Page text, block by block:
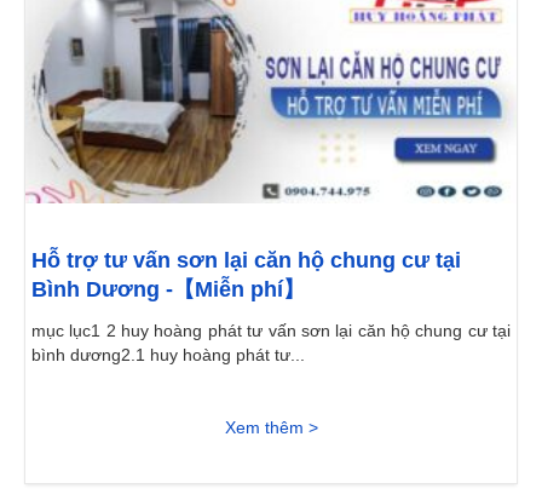
Hỗ trợ tư vấn sơn lại căn hộ chung cư tại
Bình Dương -【Miễn phí】
mục lục1 2 huy hoàng phát tư vấn sơn lại căn hộ chung cư tại
bình dương2.1 huy hoàng phát tư...
Xem thêm >